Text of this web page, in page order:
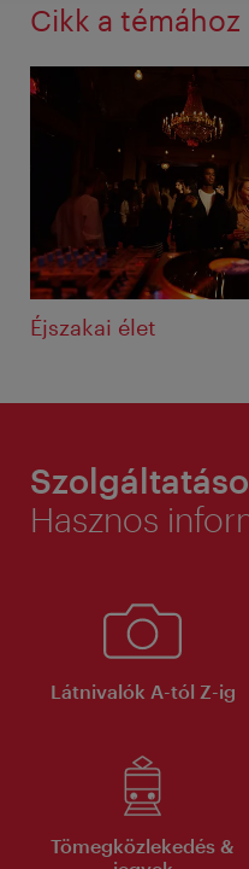
Cikk a témához
Éjszakai élet
Hasznos
Látnivalók A-tól Z-ig
Tömegközlekedés &